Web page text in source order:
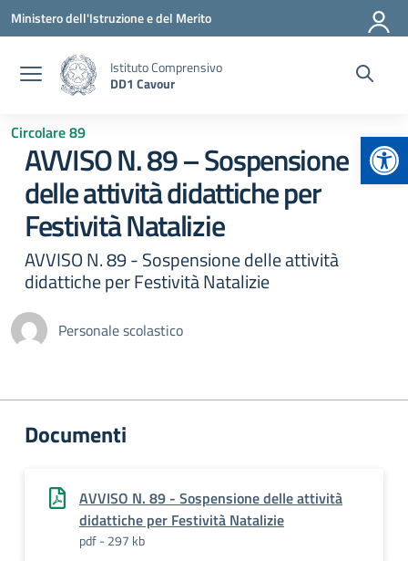
Vai ai contenuti
Vai al menu di navigazione
Vai al footer
Ministero dell'Istruzione e del Merito
Istituto Comprensivo
DD1 Cavour
Circolare 89
AVVISO N. 89 – Sospensione
delle attività didattiche per
Festività Natalizie
AVVISO N. 89 - Sospensione delle attività
didattiche per Festività Natalizie
Personale scolastico
Documenti
AVVISO N. 89 - Sospensione delle attività
didattiche per Festività Natalizie
pdf - 297 kb